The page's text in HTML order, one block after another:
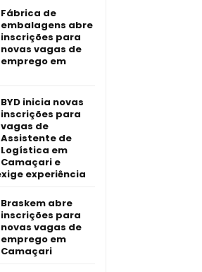
Fábrica de
embalagens abre
inscrições para
novas vagas de
emprego em
BYD inicia novas
inscrições para
vagas de
Assistente de
Logística em
Camaçari e
experiência
Braskem abre
inscrições para
novas vagas de
emprego em
Camaçari